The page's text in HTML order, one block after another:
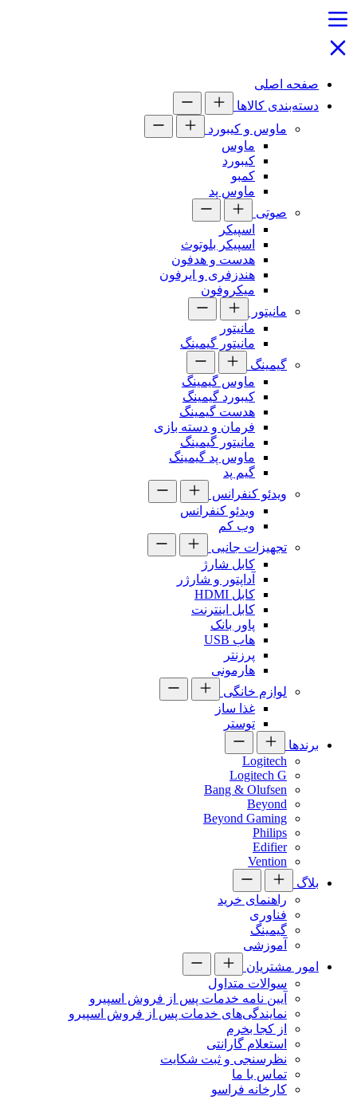
صفحه اصلی
دسته‌بندی کالاها
ماوس و کیبورد
ماوس
کیبورد
کمبو
ماوس پد
صوتی
اسپیکر
اسپیکر بلوتوث
هدست و هدفون
هندزفری و ایرفون
میکروفون
مانیتور
مانیتور
مانیتور گیمینگ
گیمینگ
ماوس گیمینگ
کیبورد گیمینگ
هدست گیمینگ
فرمان و دسته بازی
مانیتور گیمینگ
ماوس پد گیمینگ
گیم پد
ویدئو کنفرانس
ویدئو کنفرانس
وب کم
تجهیزات جانبی
کابل شارژ
آداپتور و شارژر
کابل HDMI
کابل اینترنت
پاور بانک
هاب USB
پرزنتر
هارمونی
لوازم خانگی
غذا ساز
توستر
برندها
Logitech
Logitech G
Bang & Olufsen
Beyond
Beyond Gaming
Philips
Edifier
Vention
بلاگ
راهنمای خرید
فناوری
گیمینگ
آموزشی
امور مشتریان
سوالات متداول
آیین نامه خدمات پس از فروش اسپیرو
نمایندگی‌های خدمات پس از فروش اسپیرو
از کجا بخرم
استعلام گارانتی
نظرسنجی و ثبت شکایت
تماس با ما
کارخانه فراسو